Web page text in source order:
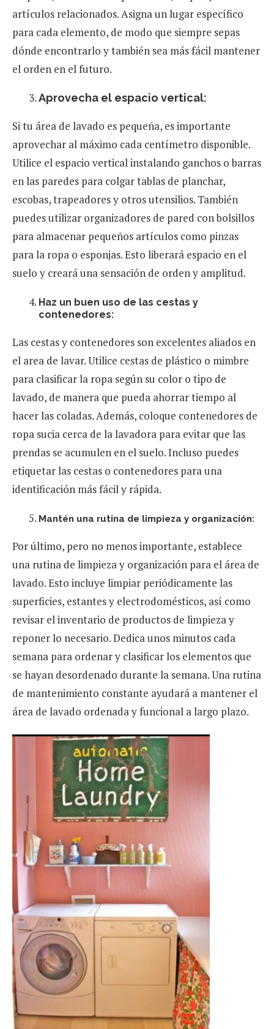
artículos relacionados. Asigna un lugar específico
para cada elemento, de modo que siempre sepas
dónde encontrarlo y también sea más fácil mantener
el orden en el futuro.
Aprovecha el espacio vertical:
Si tu área de lavado es pequeña, es importante
aprovechar al máximo cada centímetro disponible.
Utilice el espacio vertical instalando ganchos o barras
en las paredes para colgar tablas de planchar,
escobas, trapeadores y otros utensilios. También
puedes utilizar organizadores de pared con bolsillos
para almacenar pequeños artículos como pinzas
para la ropa o esponjas. Esto liberará espacio en el
suelo y creará una sensación de orden y amplitud.
Haz un buen uso de las cestas y
contenedores:
Las cestas y contenedores son excelentes aliados en
el area de lavar. Utilice cestas de plástico o mimbre
para clasificar la ropa según su color o tipo de
lavado, de manera que pueda ahorrar tiempo al
hacer las coladas. Además, coloque contenedores de
ropa sucia cerca de la lavadora para evitar que las
prendas se acumulen en el suelo. Incluso puedes
etiquetar las cestas o contenedores para una
identificación más fácil y rápida.
Mantén una rutina de limpieza y organización:
Por último, pero no menos importante, establece
una rutina de limpieza y organización para el área de
lavado. Esto incluye limpiar periódicamente las
superficies, estantes y electrodomésticos, así como
revisar el inventario de productos de limpieza y
reponer lo necesario. Dedica unos minutos cada
semana para ordenar y clasificar los elementos que
se hayan desordenado durante la semana. Una rutina
de mantenimiento constante ayudará a mantener el
área de lavado ordenada y funcional a largo plazo.